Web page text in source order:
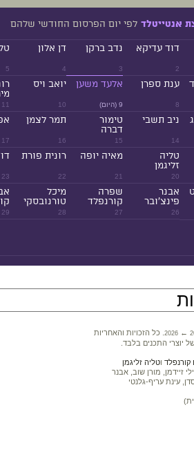
אנטייטלד לפי יום הפרסום החודשי שלהם
2
דוד עדיקא
3
נדב ברקן
4
דן אלון
5
8
ענת ספרן
9 (היום)
אלעד משען
10
יואב ויס
11
14
ניב תשבי
15
טימור
דברה
16
תמר לצמן
17
20
טליה
זליגמן
21
מאיה יופה
22
רונית פורת
23
26
אבנר
פינצ'ובר
27
שפרה
קורנפלד
28
מיכל
טורנובסקי
29
2026 ←
. כל הזכויות והאחריות
יוצרי התכנים בלבד.
וטליה זליגמן
זיידמן, מורן שוב, אבנר
עינת עריף-גלנטי